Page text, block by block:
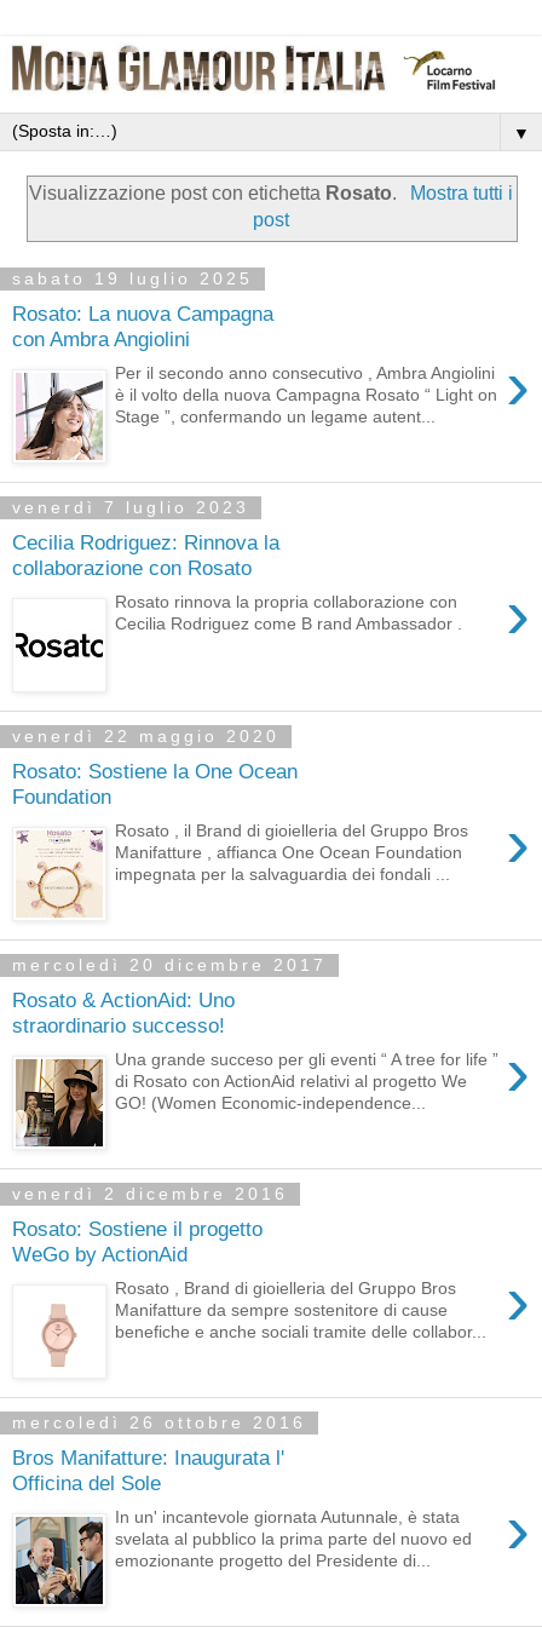
▼
Visualizzazione post con etichetta Rosato.
Mostra tutti i
post
sabato 19 luglio 2025
Rosato: La nuova Campagna
con Ambra Angiolini
›
Per il secondo anno consecutivo , Ambra Angiolini
è il volto della nuova Campagna Rosato “ Light on
Stage ”, confermando un legame autent...
venerdì 7 luglio 2023
Cecilia Rodriguez: Rinnova la
collaborazione con Rosato
›
Rosato rinnova la propria collaborazione con
Cecilia Rodriguez come B rand Ambassador .
venerdì 22 maggio 2020
Rosato: Sostiene la One Ocean
Foundation
›
Rosato , il Brand di gioielleria del Gruppo Bros
Manifatture , affianca One Ocean Foundation
impegnata per la salvaguardia dei fondali ...
mercoledì 20 dicembre 2017
Rosato & ActionAid: Uno
straordinario successo!
›
Una grande succeso per gli eventi “ A tree for life ”
di Rosato con ActionAid relativi al progetto We
GO! (Women Economic-independence...
venerdì 2 dicembre 2016
Rosato: Sostiene il progetto
WeGo by ActionAid
›
Rosato , Brand di gioielleria del Gruppo Bros
Manifatture da sempre sostenitore di cause
benefiche e anche sociali tramite delle collabor...
mercoledì 26 ottobre 2016
Bros Manifatture: Inaugurata l'
Officina del Sole
›
In un' incantevole giornata Autunnale, è stata
svelata al pubblico la prima parte del nuovo ed
emozionante progetto del Presidente di...